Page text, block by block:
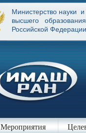
Министерство науки и
высшего образования
Российской Федерации
Мероприятия